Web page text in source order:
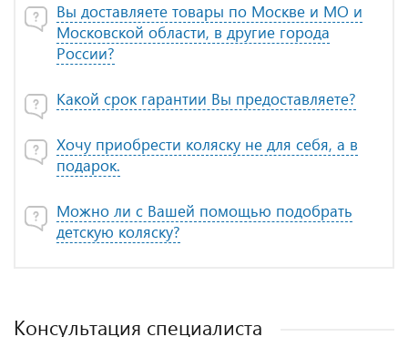
Вы доставляете товары по Москве и МО и
Московской области, в другие города
России?
Какой срок гарантии Вы предоставляете?
Хочу приобрести коляску не для себя, а в
подарок.
Можно ли с Вашей помощью подобрать
детскую коляску?
Консультация специалиста